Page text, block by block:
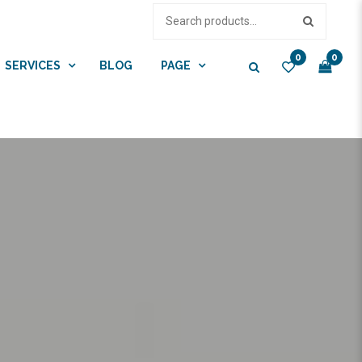
SERVICES BLOG PAGE
0 0